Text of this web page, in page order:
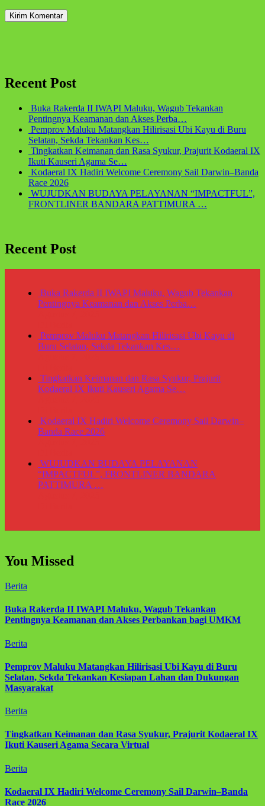
Recent Post
Buka Rakerda II IWAPI Maluku, Wagub Tekankan
Pentingnya Keamanan dan Akses Perba…
Pemprov Maluku Matangkan Hilirisasi Ubi Kayu di Buru
Selatan, Sekda Tekankan Kes…
Tingkatkan Keimanan dan Rasa Syukur, Prajurit Kodaeral IX
Ikuti Kauseri Agama Se…
Kodaeral IX Hadiri Welcome Ceremony Sail Darwin–Banda
Race 2026
WUJUDKAN BUDAYA PELAYANAN “IMPACTFUL”,
FRONTLINER BANDARA PATTIMURA …
Recent Post
Buka Rakerda II IWAPI Maluku, Wagub Tekankan
Pentingnya Keamanan dan Akses Perba…
Pemprov Maluku Matangkan Hilirisasi Ubi Kayu di
Buru Selatan, Sekda Tekankan Kes…
Tingkatkan Keimanan dan Rasa Syukur, Prajurit
Kodaeral IX Ikuti Kauseri Agama Se…
Kodaeral IX Hadiri Welcome Ceremony Sail Darwin–
Banda Race 2026
WUJUDKAN BUDAYA PELAYANAN
“IMPACTFUL”, FRONTLINER BANDARA
PATTIMURA …
You Missed
Berita
Buka Rakerda II IWAPI Maluku, Wagub Tekankan
Pentingnya Keamanan dan Akses Perbankan bagi UMKM
Berita
Pemprov Maluku Matangkan Hilirisasi Ubi Kayu di Buru
Selatan, Sekda Tekankan Kesiapan Lahan dan Dukungan
Masyarakat
Berita
Tingkatkan Keimanan dan Rasa Syukur, Prajurit Kodaeral IX
Ikuti Kauseri Agama Secara Virtual
Berita
Kodaeral IX Hadiri Welcome Ceremony Sail Darwin–Banda
Race 2026